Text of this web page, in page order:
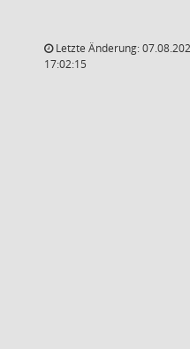
Letzte Änderung:
17:02:15